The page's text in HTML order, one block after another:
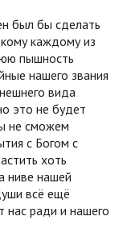
был бы сделать
каждому из
пышность
нашего звания
вида
это не будет
не сможем
с Богом с
хоть
ниве нашей
всё ещё
ради и нашего